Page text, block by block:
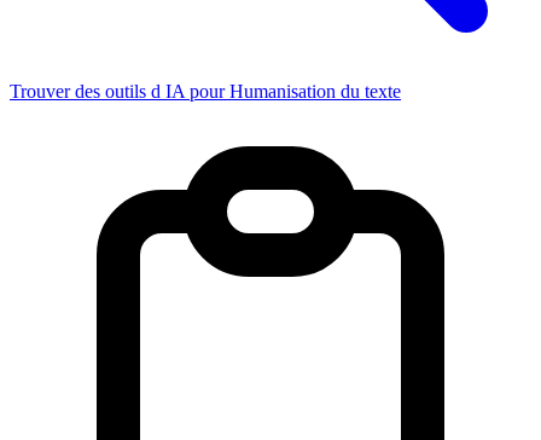
Trouver des outils d IA pour Humanisation du texte